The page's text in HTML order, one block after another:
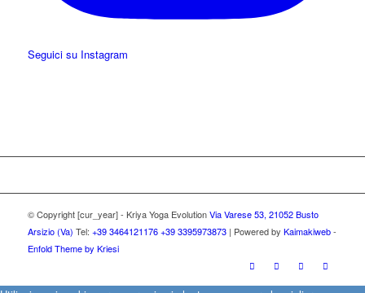
Seguici su Instagram
© Copyright [cur_year] - Kriya Yoga EvolutionVia Varese 53, 21052 Busto
Arsizio (Va) Tel: +39 3464121176 +39 3395973873| Powered by Kaimakiweb-
Enfold Theme by Kriesi